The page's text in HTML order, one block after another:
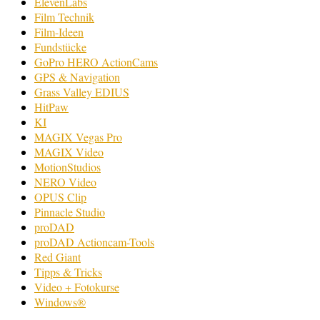
Film Technik
Film-Ideen
Fundstücke
GoPro HERO ActionCams
GPS & Navigation
Grass Valley EDIUS
HitPaw
KI
MAGIX Vegas Pro
MAGIX Video
MotionStudios
NERO Video
OPUS Clip
Pinnacle Studio
proDAD
proDAD Actioncam-Tools
Red Giant
Tipps & Tricks
Video + Fotokurse
Windows®